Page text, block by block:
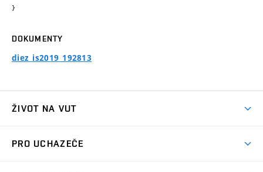
}
DOKUMENTY
diez_is2019_192813
ŽIVOT NA VUT
PRO UCHAZEČE